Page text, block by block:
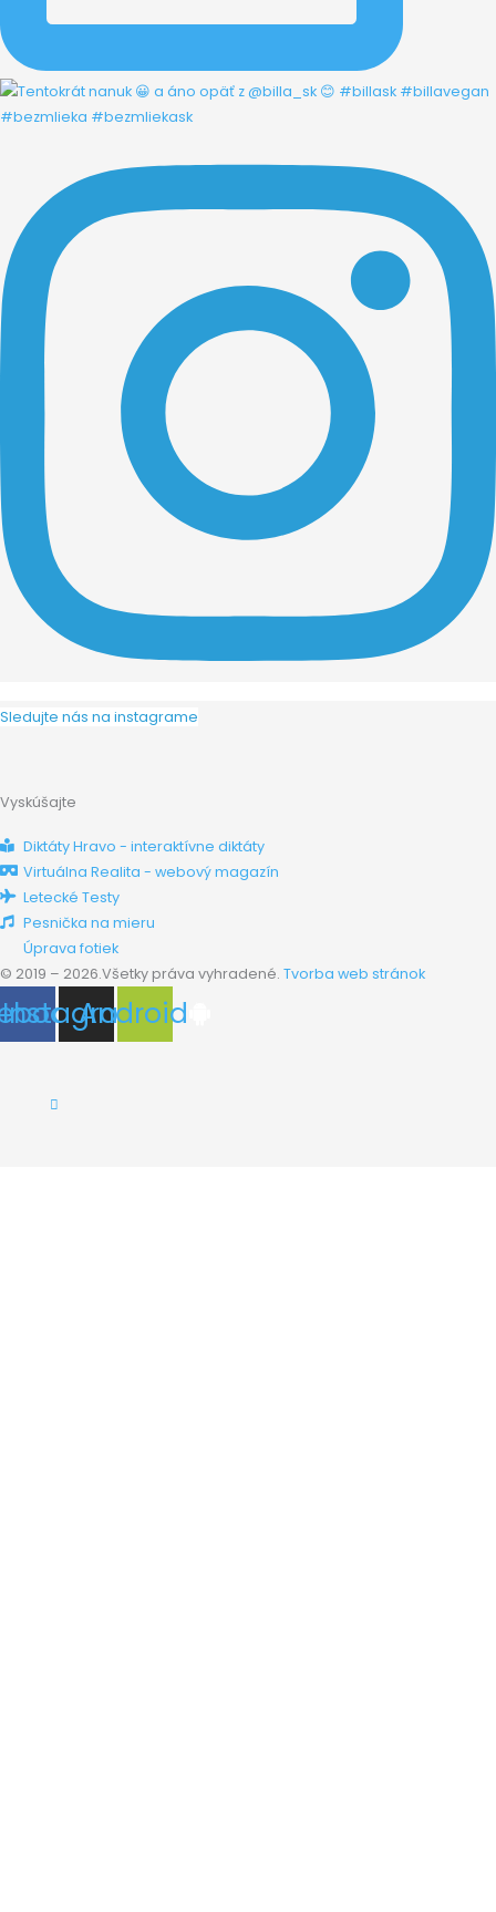
Sledujte nás na instagrame
Vyskúšajte
Diktáty Hravo - interaktívne diktáty
Virtuálna Realita - webový magazín
Letecké Testy
Pesnička na mieru
Úprava fotiek
© 2019 – 2026.Všetky práva vyhradené. Tvorba web stránok
Instagram
Android